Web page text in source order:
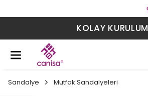
KOLAY KURULUM
Sandalye Mutfak Sandalyeleri